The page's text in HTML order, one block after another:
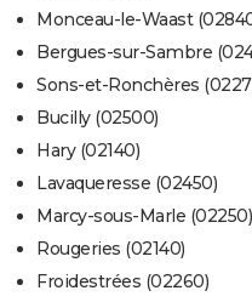
Monceau-le-Waast
Bergues-sur-Sambre
Sons-et-Ronchères
Bucilly (02500)
Hary (02140)
Lavaqueresse (02450)
Marcy-sous-Marle (02250)
Rougeries (02140)
Froidestrées (02260)